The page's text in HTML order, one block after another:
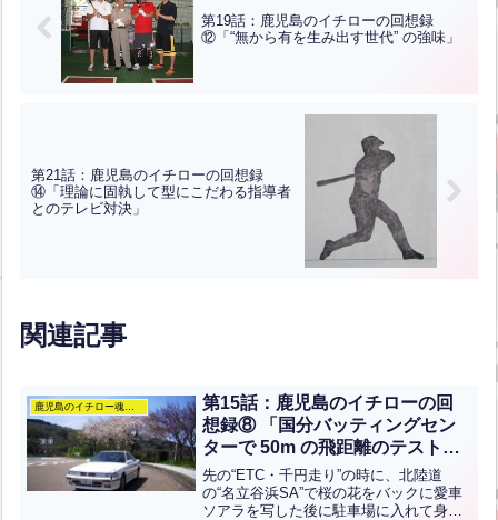
第19話：鹿児島のイチローの回想録
⑫「“無から有を生み出す世代” の強味」
第21話：鹿児島のイチローの回想録
⑭「理論に固執して型にこだわる指導者
とのテレビ対決」
関連記事
第15話：鹿児島のイチローの回
想録⑧ 「国分バッティングセン
ターで 50m の飛距離のテスト
を」
先の“ETC・千円走り”の時に、北陸道
の“名立谷浜SA”で桜の花をバックに愛車
ソアラを写した後に駐車場に入れて身体